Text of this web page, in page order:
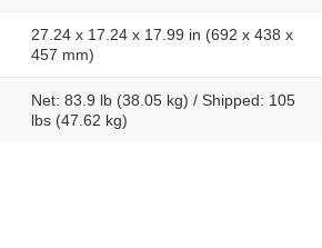
27.24 x 17.24 x 17.99 in (692 x 438 x
457 mm)
Net: 83.9 lb (38.05 kg) / Shipped: 105
lbs (47.62 kg)